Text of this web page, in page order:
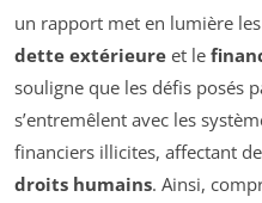
un rapport met en lumière
dette extérieure et le
souligne que les défis posés
s’entremêlent avec les
financiers illicites, affectant
droits humains. Ainsi,